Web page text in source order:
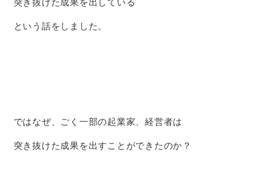
という話をしました。
ではなぜ、ごく一部の起業家、経営者は
突き抜けた成果を出すことができたのか？